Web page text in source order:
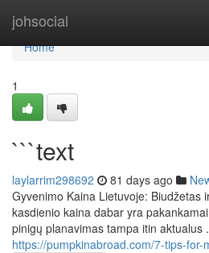
johsocial
Home
Home
1
```text
laylarrim298692 81 days ago
Gyvenimo Kaina Lietuvoje: Biudžetas
kasdienio kaina dabar yra
pinigų planavimas tampa itin
https://pumpkinabroad.com/7-tips-